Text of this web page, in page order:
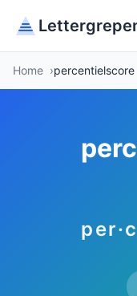
Home percentielscore